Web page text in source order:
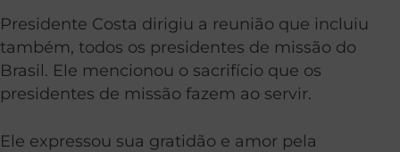
Presidente Costa dirigiu a reunião que incluiu
também, todos os presidentes de missão do
Brasil. Ele mencionou o sacrifício que os
presidentes de missão fazem ao servir.
Ele expressou sua gratidão e amor pela